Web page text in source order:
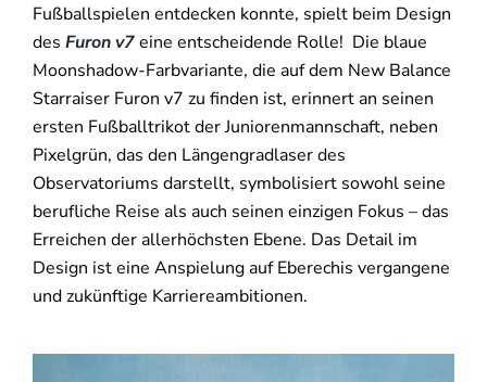
Fußballspielen entdecken konnte, spielt beim Design
des Furon v7eine entscheidende Rolle! Die blaue
Moonshadow-Farbvariante, die auf dem New Balance
Starraiser Furon v7 zu finden ist, erinnert an seinen
ersten Fußballtrikot der Juniorenmannschaft, neben
Pixelgrün, das den Längengradlaser des
Observatoriums darstellt, symbolisiert sowohl seine
berufliche Reise als auch seinen einzigen Fokus – das
Erreichen der allerhöchsten Ebene. Das Detail im
Design ist eine Anspielung auf Eberechis vergangene
und zukünftige Karriereambitionen.